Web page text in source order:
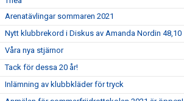
Arenatävlingar sommaren 2021
Nytt klubbrekord i Diskus av Amanda Nordin 48,10
Våra nya stjärnor
Tack för dessa 20 år!
Inlämning av klubbkläder för tryck